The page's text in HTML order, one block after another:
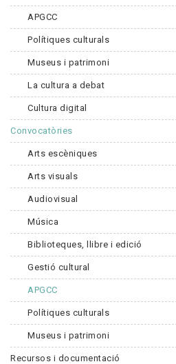
APGCC
Polítiques culturals
Museus i patrimoni
La cultura a debat
Cultura digital
Convocatòries
Arts escèniques
Arts visuals
Audiovisual
Música
Biblioteques, llibre i edició
Gestió cultural
APGCC
Polítiques culturals
Museus i patrimoni
Recursos i documentació